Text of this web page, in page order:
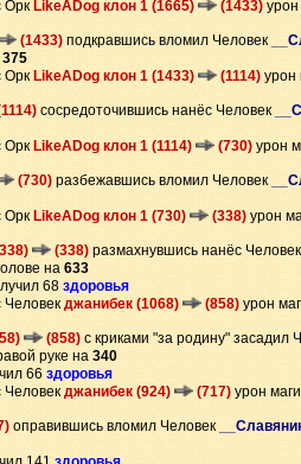
Орк LikeADog клон 1 (1665) (1433) урон
(1433) подкравшись вломил Человек
375
Орк LikeADog клон 1 (1433) (1114) урон
сосредоточившись нанёс Человек
Орк LikeADog клон 1 (1114) (730) урон
(730) разбежавшись вломил Человек
Орк LikeADog клон 1 (730) (338) урон
(338) размахнувшись нанёс Человек
на 633
68 здоровья
Человек джанибек (1068) (858) урон
(858) с криками "за родину" засадил
руке на 340
66 здоровья
Человекджанибек (924) (717) урон
оправившись вломил Человек